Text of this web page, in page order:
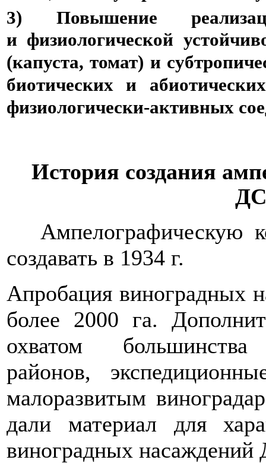
3) Повышение
и физиологической
(капуста, томат) и
биотических и
физиологически-активных
История создания
Ампелографическую
создавать в 1934
Апробация виноградных
более 2000 га.
охватом большинства
районов,
малоразвитым
дали материал для
виноградных